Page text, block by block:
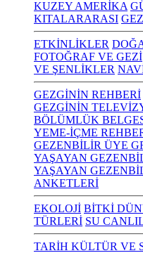
KUZEY AMERİKA
KITALARARASI
ETKİNLİKLER
FOTOĞRAF VE GEZİ
VE ŞENLİKLER
GEZGİNİN REHBERİ
GEZGİNİN
BÖLÜMLÜK
YEME-İÇME
GEZENBİLİR ÜYE
YAŞAYAN
YAŞAYAN
ANKETLERİ
EKOLOJİ BİTKİ
TÜRLERİ SU
TARİH KÜLTÜR VE